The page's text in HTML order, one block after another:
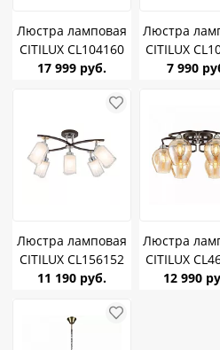
Люстра ламповая
CITILUX CL104160
Риволи Алюминий
17 999 руб.
Люстра
CITILUX
Элвин E27
7 990
Люстра ламповая
CITILUX CL156152
Фортуна Венге/
11 190 руб.
Люстра
CITILUX
Балатон
12 990